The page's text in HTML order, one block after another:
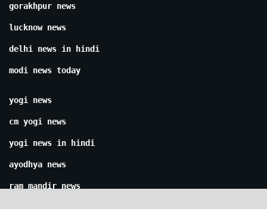
gorakhpur news
lucknow news
delhi news in hindi
modi news today
yogi news
cm yogi news
yogi news in hindi
ayodhya news
ram mandir news